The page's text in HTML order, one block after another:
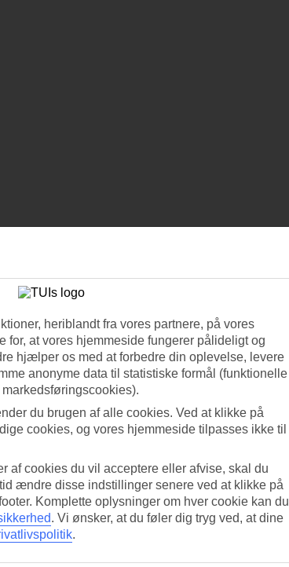
heriblandt fra vores partnere, på vores
for, at vores hjemmeside fungerer pålideligt og
hjælper os med at forbedre din oplevelse, levere
anonyme data til statistiske formål (funktionelle
du brugen af alle cookies. Ved at klikke på
cookies, og vores hjemmeside tilpasses ikke til
af cookies du vil acceptere eller afvise, skal du
ændre disse indstillinger senere ved at klikke på
Komplette oplysninger om hver cookie kan du
. Vi ønsker, at du føler dig tryg ved, at dine
.